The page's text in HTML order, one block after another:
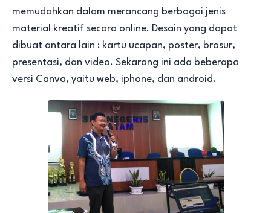
memudahkan dalam merancang berbagai jenis
material kreatif secara online. Desain yang dapat
dibuat antara lain : kartu ucapan, poster, brosur,
presentasi, dan video. Sekarang ini ada beberapa
versi Canva, yaitu web, iphone, dan android.